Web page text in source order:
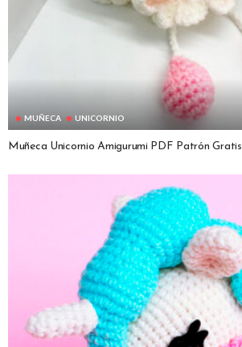
MUÑECA UNICORNIO
Muñeca Unicornio Amigurumi PDF Patrón Gratis